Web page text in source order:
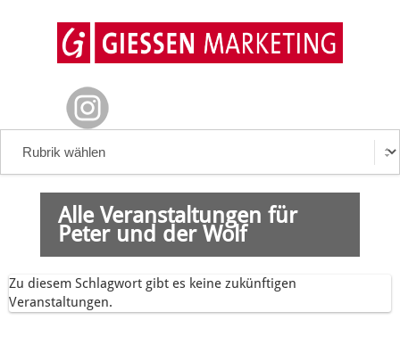
Alle Veranstaltungen für
Peter und der Wolf
Zu diesem Schlagwort gibt es keine zukünftigen
Veranstaltungen.